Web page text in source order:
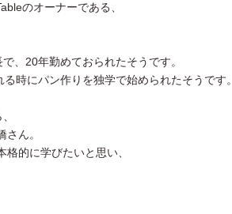
のオーナーである、
、20年勤めておられたそうです。
時にパン作りを独学で始められたそうです。
ん。
的に学びたいと思い、